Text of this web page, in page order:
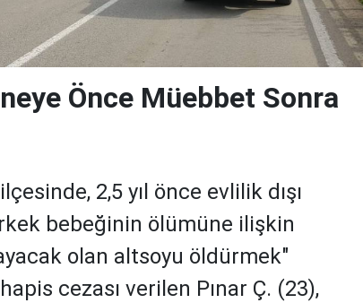
Önce Müebbet Sonra
2,5 yıl önce evlilik dışı
bebeğinin ölümüne ilişkin
olan altsoyu öldürmek"
cezası verilen Pınar Ç. (23),